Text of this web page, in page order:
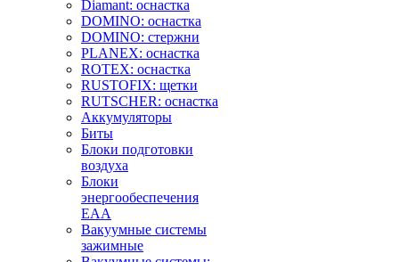
Diamant: оснастка
DOMINO: оснастка
DOMINO: стержни
PLANEX: оснастка
ROTEX: оснастка
RUSTOFIX: щетки
RUTSCHER: оснастка
Аккумуляторы
Биты
Блоки подготовки
воздуха
Блоки
энергообеспечения
EAA
Вакуумные системы
зажимные